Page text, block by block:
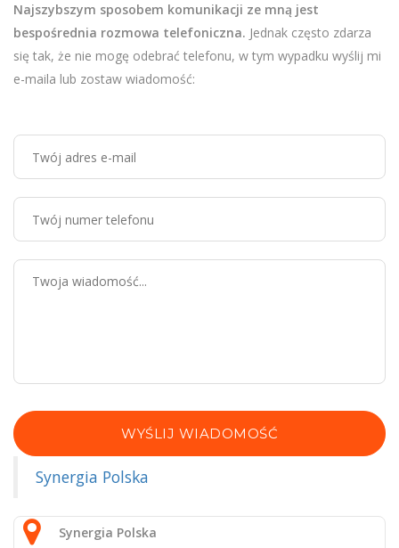
Najszybszym sposobem komunikacji ze mną jest
bespośrednia rozmowa telefoniczna. Jednak często zdarza
się tak, że nie mogę odebrać telefonu, w tym wypadku wyślij mi
e-maila lub zostaw wiadomość:
WYŚLIJ WIADOMOŚĆ
Synergia Polska
Synergia Polska